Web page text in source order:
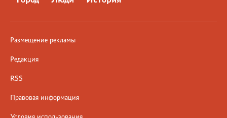
Размещение рекламы
Редакция
RSS
Правовая информация